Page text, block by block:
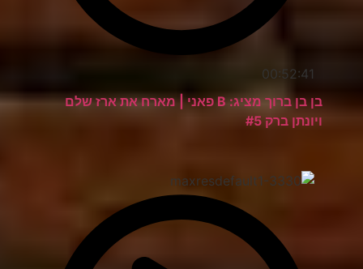
00:52:41
בן בן ברוך מציג: B פאני | מארח את ארז שלם
ויונתן ברק #5